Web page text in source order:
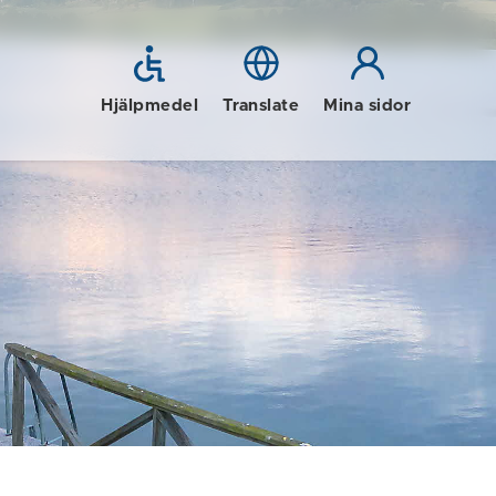
Hjälpmedel Translate Mina sidor